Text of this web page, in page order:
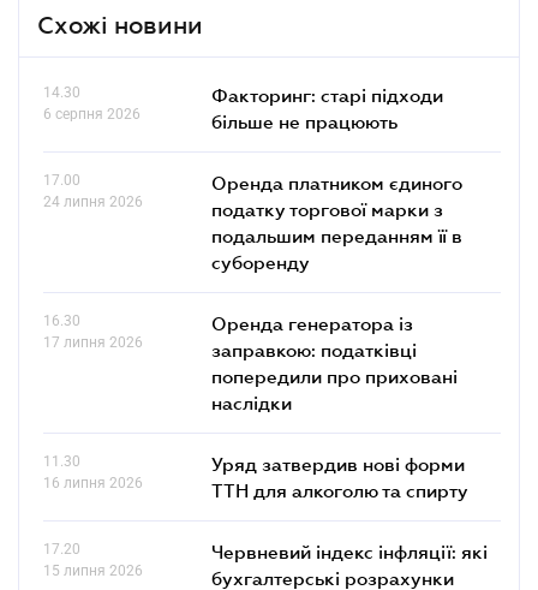
Схожі новини
14.30
6 серпня 2026
Факторинг: старі підходи
більше не працюють
17.00
24 липня 2026
Оренда платником єдиного
податку торгової марки з
подальшим переданням її в
суборенду
16.30
17 липня 2026
Оренда генератора із
заправкою: податківці
попередили про приховані
наслідки
11.30
16 липня 2026
Уряд затвердив нові форми
ТТН для алкоголю та спирту
17.20
15 липня 2026
Червневий індекс інфляції: які
бухгалтерські розрахунки